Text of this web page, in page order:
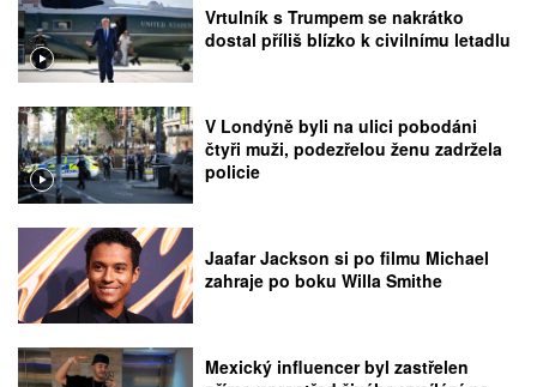
Vrtulník s Trumpem se nakrátko
dostal příliš blízko k civilnímu letadlu
V Londýně byli na ulici pobodáni
čtyři muži, podezřelou ženu zadržela
policie
Jaafar Jackson si po filmu Michael
zahraje po boku Willa Smithe
Mexický influencer byl zastřelen